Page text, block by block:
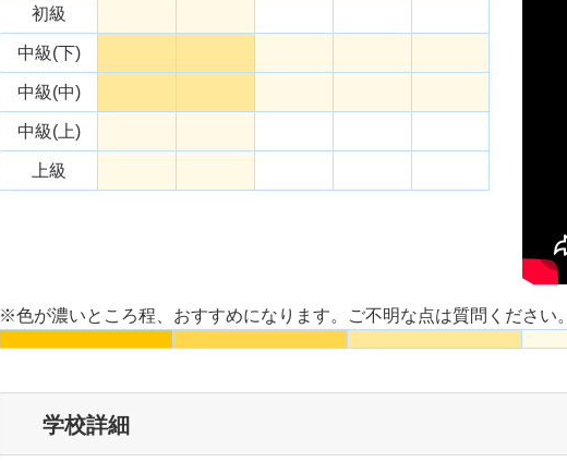
初級
中級(下)
中級(中)
中級(上)
上級
※色が濃いところ程、おすすめになります。ご不明な点は質問ください。
学校詳細